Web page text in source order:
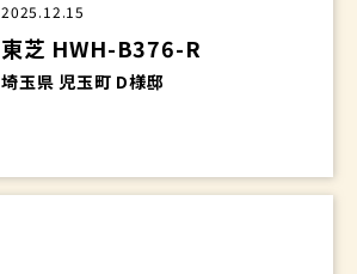
2025.12.15
東芝 HWH-B376-R
埼玉県 児玉町 D様邸